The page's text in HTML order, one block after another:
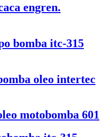
engren.
bomba itc-315
oleo intertec
motobomba 601